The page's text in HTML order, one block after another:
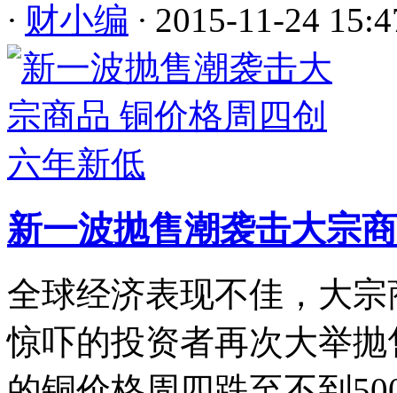
· 财小编 · 2015-11-24
新一波抛售潮袭击大宗
全球经济表现不佳，大
惊吓的投资者再次大举